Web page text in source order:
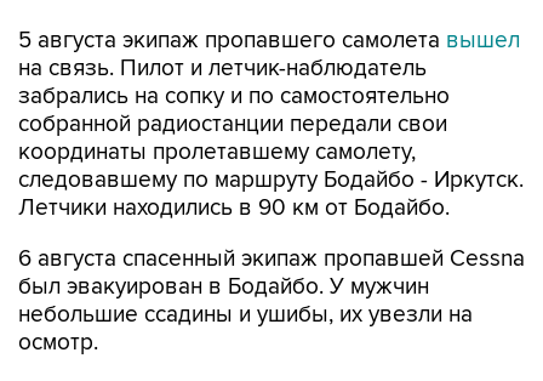
забрались на сопку и по самостоятельно
собранной радиостанции передали свои
координаты пролетавшему самолету,
следовавшему по маршруту Бодайбо - Иркутск.
Летчики находились в 90 км от Бодайбо.
6 августа спасенный экипаж пропавшей Cessna
небольшие ссадины и ушибы, их увезли на
осмотр.
Расследуется